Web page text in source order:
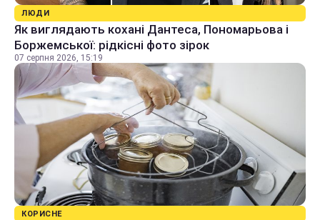
ЛЮДИ
Як виглядають кохані Дантеса, Пономарьова і
Боржемської: рідкісні фото зірок
07 серпня 2026, 15:19
КОРИСНЕ